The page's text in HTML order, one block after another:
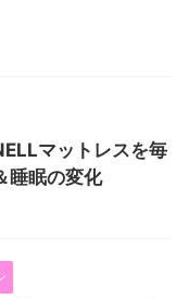
マットレスを毎
睡眠の変化